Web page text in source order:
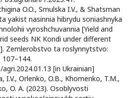
O.O., Smulska I.V., & Shatsman
yakist nasinnia hibrydu soniashnyka
vyroshchuvannia [Yield and
seeds NK Kondi under different
Zemlerobstvo ta roslynnytstvo:
[in Ukrainian]
I.V., Orlenko, O.B., Khomenko, T.M.,
O. A. (2023). Osoblyvosti